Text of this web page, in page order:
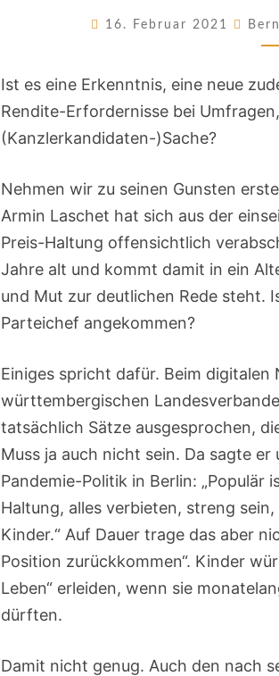
16. Februar 2021
Ist es eine Erkenntnis, eine neue
Rendite-Erfordernisse bei
(Kanzlerkandidaten-)Sache?
Nehmen wir zu seinen Gunsten
Armin Laschet hat sich aus der
Preis-Haltung offensichtlich
Jahre alt und kommt damit in ein
und Mut zur deutlichen Rede steht.
Parteichef angekommen?
Einiges spricht dafür. Beim
württembergischen
tatsächlich Sätze ausgesprochen,
Muss ja auch nicht sein. Da sagte
Pandemie-Politik in Berlin: „Populär
Haltung, alles verbieten, streng
Kinder.“ Auf Dauer trage das aber
Position zurückkommen“. Kinder
Leben“ erleiden, wenn sie
dürften.
Damit nicht genug. Auch den nach